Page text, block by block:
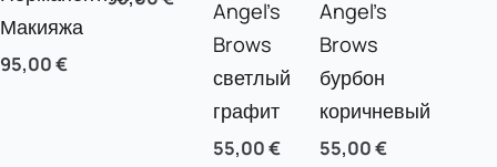
Макияжа
95,00€
Angel’s
Brows
светлый
графит
55,00€
Angel’s
Brows
бурбон
коричневый
55,00€